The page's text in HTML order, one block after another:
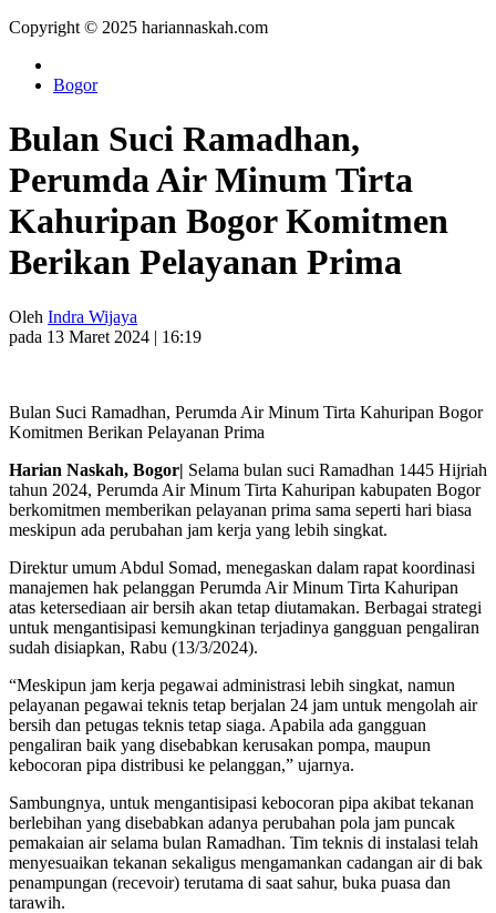
Copyright © 2025 hariannaskah.com
Bogor
Bulan Suci Ramadhan,
Perumda Air Minum Tirta
Kahuripan Bogor Komitmen
Berikan Pelayanan Prima
Oleh Indra Wijaya
pada 13 Maret 2024 | 16:19
Bulan Suci Ramadhan, Perumda Air Minum Tirta Kahuripan Bogor
Komitmen Berikan Pelayanan Prima
Harian Naskah, Bogor| Selama bulan suci Ramadhan 1445 Hijriah
tahun 2024, Perumda Air Minum Tirta Kahuripan kabupaten Bogor
berkomitmen memberikan pelayanan prima sama seperti hari biasa
meskipun ada perubahan jam kerja yang lebih singkat.
Direktur umum Abdul Somad, menegaskan dalam rapat koordinasi
manajemen hak pelanggan Perumda Air Minum Tirta Kahuripan
atas ketersediaan air bersih akan tetap diutamakan. Berbagai strategi
untuk mengantisipasi kemungkinan terjadinya gangguan pengaliran
sudah disiapkan, Rabu (13/3/2024).
“Meskipun jam kerja pegawai administrasi lebih singkat, namun
pelayanan pegawai teknis tetap berjalan 24 jam untuk mengolah air
bersih dan petugas teknis tetap siaga. Apabila ada gangguan
pengaliran baik yang disebabkan kerusakan pompa, maupun
kebocoran pipa distribusi ke pelanggan,” ujarnya.
Sambungnya, untuk mengantisipasi kebocoran pipa akibat tekanan
berlebihan yang disebabkan adanya perubahan pola jam puncak
pemakaian air selama bulan Ramadhan. Tim teknis di instalasi telah
menyesuaikan tekanan sekaligus mengamankan cadangan air di bak
penampungan (recevoir) terutama di saat sahur, buka puasa dan
tarawih.